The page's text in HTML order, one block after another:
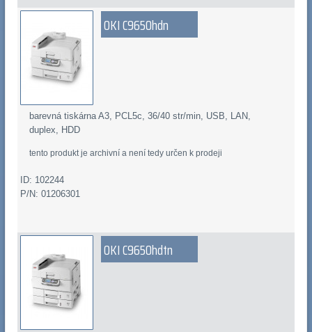
OKI C9650hdn
barevná tiskárna A3, PCL5c, 36/40 str/min, USB, LAN,
duplex, HDD
tento produkt je archivní a není tedy určen k prodeji
ID: 102244
P/N: 01206301
OKI C9650hdtn